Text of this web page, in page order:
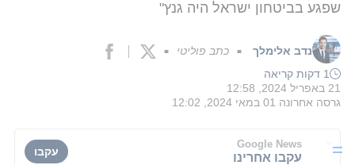
שפגע בביטחון ישראל היה גנץ"
נדב אלימלך ■ כתב פוליטי ■
1 דקות קריאה
21 באפריל 2024, 12:58
גרסה אחרונה 01 במאי 2024, 12:02
Google News
עקבו אחרינו עקבו